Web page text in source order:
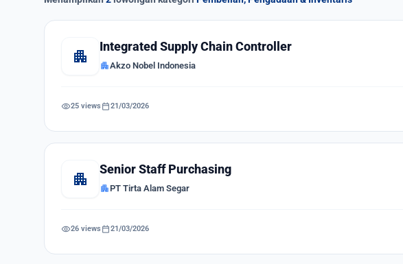
apartment
Integrated Supply Chain Controller
apartmentAkzo Nobel Indonesia
visibility25 views calendar_today21/03/2026
apartment
Senior Staff Purchasing
apartmentPT Tirta Alam Segar
visibility26 views calendar_today21/03/2026